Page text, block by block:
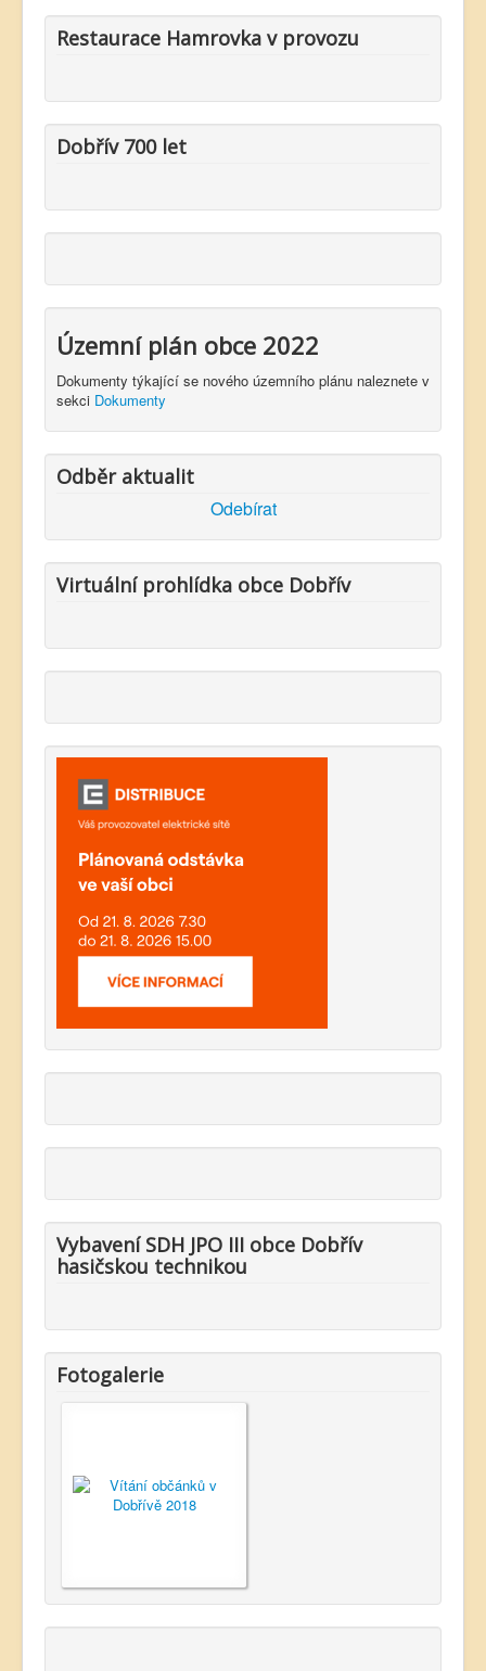
Restaurace Hamrovka v provozu
Dobřív 700 let
Územní plán obce 2022
Dokumenty týkající se nového územního plánu naleznete v
sekci Dokumenty
Odběr aktualit
Odebírat
Virtuální prohlídka obce Dobřív
Vybavení SDH JPO III obce Dobřív
hasičskou technikou
Fotogalerie